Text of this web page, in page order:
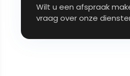
Wilt u een afspraak
vraag over onze